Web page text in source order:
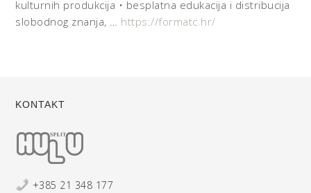
kulturnih produkcija • besplatna edukacija i distribucija
slobodnog znanja, … https://formatc.hr/
KONTAKT
+385 21 348 177